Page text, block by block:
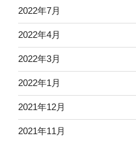
2022年7月
2022年4月
2022年3月
2022年1月
2021年12月
2021年11月